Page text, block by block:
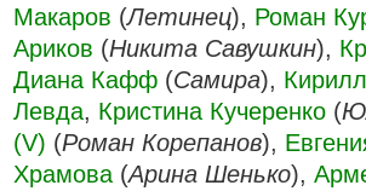
Макаров (Летинец), Роман
Ариков (Никита Савушкин),
Диана Кафф (Самира),
Левда, Кристина Кучеренко (
(V) (Роман Корепанов),
Храмова (Арина Шенько),